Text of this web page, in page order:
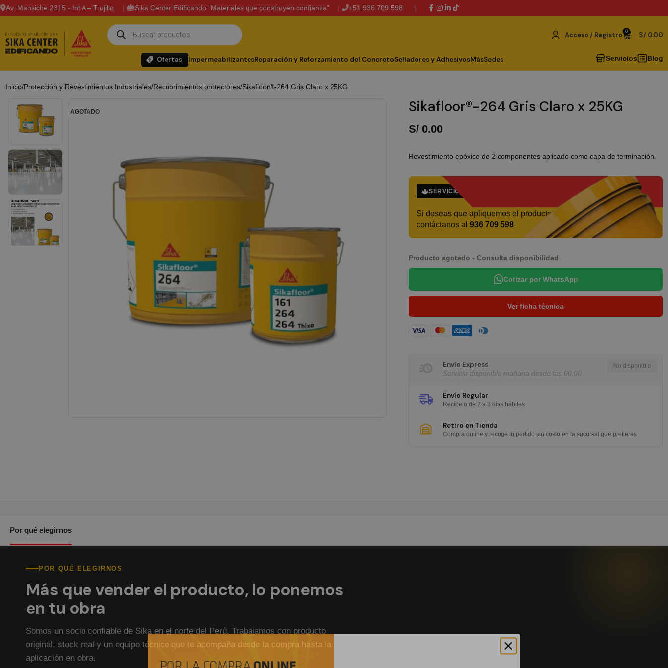
Av. Mansiche 2315 - Int A – Trujillo Sika Center Edificando "Materiales que construyen confianza" +51 936 709 598
Acceso / Registro 0 S/ 0.00
Ofertas ImpermeabilizantesReparación y Reforzamiento del ConcretoSelladores y AdhesivosMásSedes Servicios Blog
Inicio Protección y Revestimientos Industriales Recubrimientos protectores Sikafloor®-264 Gris Claro x 25KG
AGOTADO Sikafloor®-264 Gris Claro x 25KG
S/ 0.00
Revestimiento epóxico de 2 componentes aplicado como capa de terminación.
SERVICIO EXPERTO
Si deseas que apliquemos el producto,
contáctanos al936 709 598
Producto agotado - Consulta disponibilidad
Cotizar por WhatsApp
Ver ficha técnica
Envío Express
Servicio disponible mañana desde las 00:00
Envío Regular
Recíbelo de 2 a 3 días hábiles
Retiro en Tienda
Compra online y recoge tu pedido sin costo en la sucursal que prefieras
Por qué elegirnos
POR QUÉ ELEGIRNOS
Más que vender el producto, lo ponemos
en tu obra
Somos un socio confiable de Sika en el norte del Perú. Trabajamos con producto
original, stock real y un equipo técnico que te acompaña desde la compra hasta la
aplicación en obra.